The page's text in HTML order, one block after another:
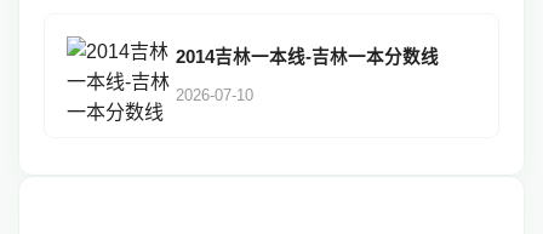
2014吉林一本线-吉林一本分数线
2026-07-10